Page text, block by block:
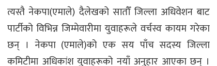
त्यस्तै नेकपा(एमाले) दैलेखको सातौँ जिल्ला अधिवेशन बाट
पार्टीको विभिन्न जिम्मेवारीमा युवाहरूले वर्चस्व कायम गरेका
छन् । नेकपा (एमाले)को एक सय पाँच सदस्य जिल्ला
कमिटीमा अधिकांश युवाहरूको नयाँ अनुहार आएका छन् ।